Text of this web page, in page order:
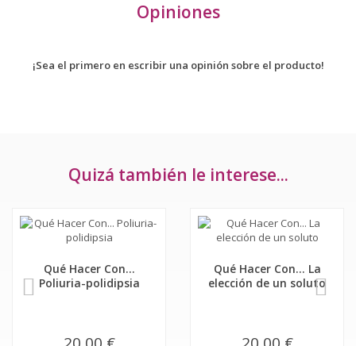
Opiniones
¡Sea el primero en escribir una opinión sobre el producto!
Quizá también le interese...
Qué Hacer Con...
Poliuria-polidipsia
Qué Hacer Con... La
elección de un soluto